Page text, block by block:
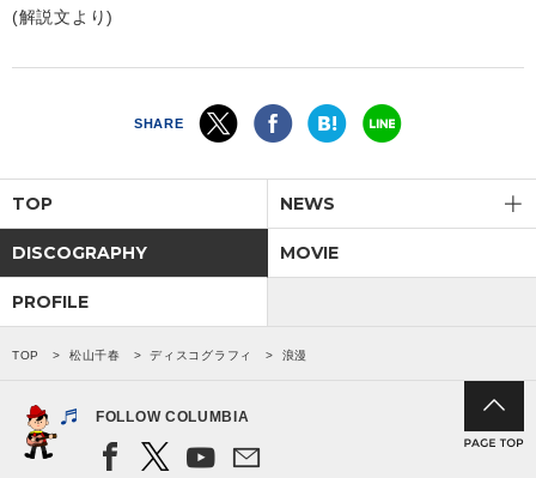
(解説文より)
SHARE
TOP NEWS
DISCOGRAPHY MOVIE
PROFILE
TOP 松山千春 ディスコグラフィ 浪漫
FOLLOW COLUMBIA